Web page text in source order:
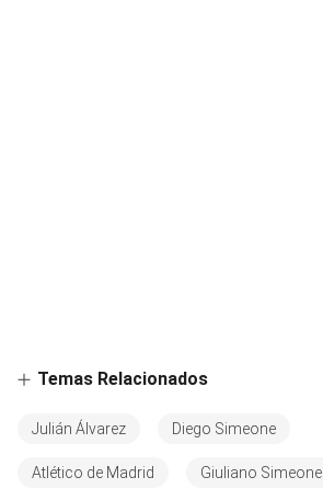
Temas Relacionados
Julián Álvarez Diego Simeone
Atlético de Madrid Giuliano Simeone